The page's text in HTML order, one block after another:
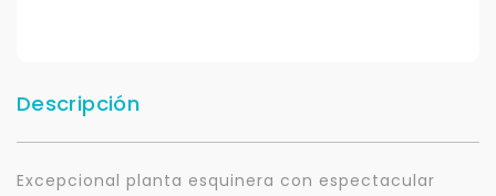
Descripción
Excepcional planta esquinera con espectacular